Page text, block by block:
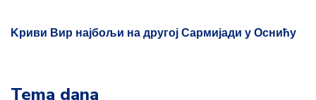
Kриви Вир најбољи на другој Сармијади у Оснићу
Tema dana